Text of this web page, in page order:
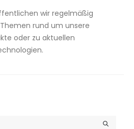
wir regelmäßig
rund um unsere
oder zu aktuellen